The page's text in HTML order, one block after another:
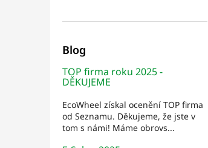
Blog
TOP firma roku 2025 -
DĚKUJEME
EcoWheel získal ocenění TOP firma
od Seznamu. Děkujeme, že jste v
tom s námi! Máme obrovs...